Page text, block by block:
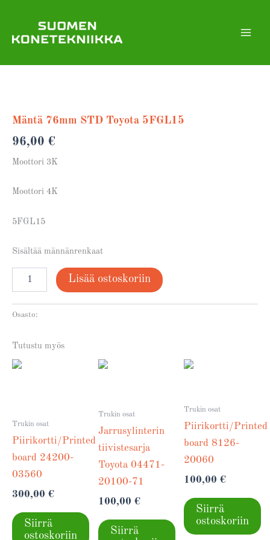
Mäntä 76mm STD Toyota 5FGL15
96,00 €
Moottori 3K
Moottori 4K
5FGL15
Sisältää männänrenkaat
5FGL15
Lisää ostoskoriin
Osasto:
Tutustu myös
Trukin osat
Piirikortti/Printed
board 24200-
03560
300,00 €
Siirrä
ostoskoriin
Trukin osat
Jarrusylinterin
tiivistesarja
Toyota 04471-
20100-71
100,00 €
Siirrä
Trukin osat
Piirikortti/Printed
board 8126-
20060
100,00€
Siirrä
ostoskoriin